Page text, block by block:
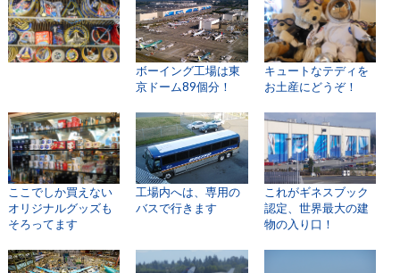
ボーイング工場は東
京ドーム89個分！
キュートなテディを
お土産にどうぞ！
ここでしか買えない
オリジナルグッズも
そろってます
工場内へは、専用の
バスで行きます
これがギネスブック
認定、世界最大の建
物の入り口！